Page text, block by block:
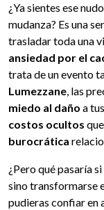
¿Ya sientes ese
mudanza? Es una
trasladar toda una
ansiedad por el
trata de un evento
Lumezzane, las
miedo al daño a
costos ocultos
burocrática
¿Pero qué pasaría
sino transformarse
pudieras confiar en